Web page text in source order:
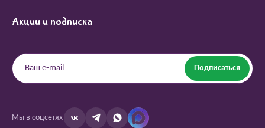
Акции и подписка
Подписаться
Мы в соцсетях